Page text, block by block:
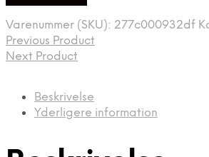
Varenummer (SKU): 277c000932df
Previous Product
Next Product
Beskrivelse
Yderligere information